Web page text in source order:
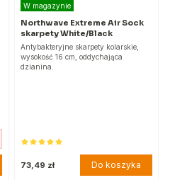
W magazynie
Northwave Extreme Air Sock
skarpety White/Black
Antybakteryjne skarpety kolarskie,
wysokość 16 cm, oddychająca
dzianina.
73,49 zł Do koszyka